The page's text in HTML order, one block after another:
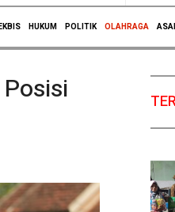
HUKUM POLITIK OLAHRAGA